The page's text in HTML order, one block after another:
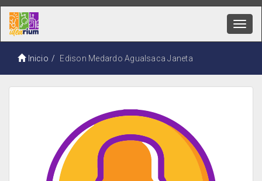
Inicio Edison Medardo Agualsaca Janeta